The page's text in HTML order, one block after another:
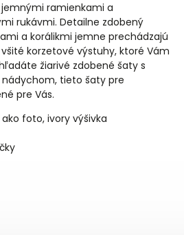
ramienkami a
rukávmi. Detailne zdobený
a korálikmi jemne prechádzajú
korzetové výstuhy, ktoré Vám
žiarivé zdobené šaty s
tieto šaty pre
pre Vás.
ako foto, ivory výšivka